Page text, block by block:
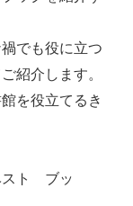
でも役に立つ
紹介します。
を役立てるき
ト ブッ